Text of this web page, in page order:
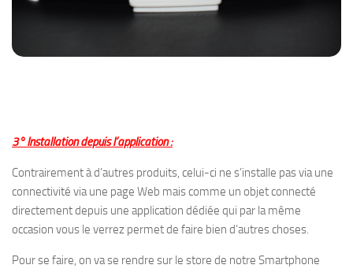
3° Installation depuis l’application :
Contrairement à d’autres produits, celui-ci ne s’installe pas via une
connectivité via une page Web mais comme un objet connecté
directement depuis une application dédiée qui par la même
occasion vous le verrez permet de faire bien d’autres choses.
Pour se faire, on va se rendre sur le store de notre Smartphone